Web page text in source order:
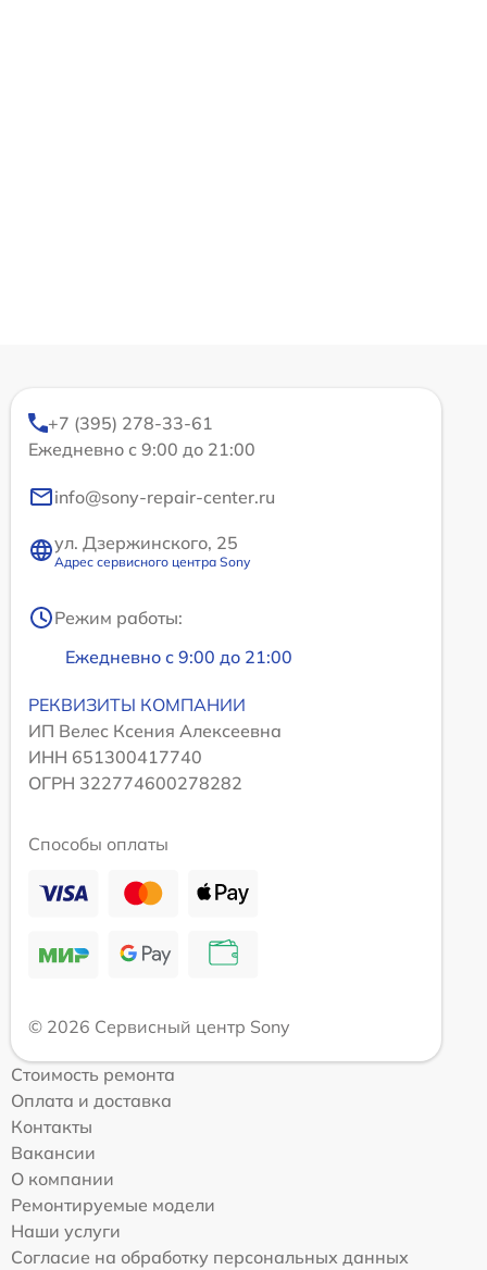
+7 (395) 278-33-61
Ежедневно с 9:00 до 21:00
info@sony-repair-center.ru
ул. Дзержинского, 25
Адрес сервисного центра Sony
Режим работы:
Ежедневно с 9:00 до 21:00
РЕКВИЗИТЫ КОМПАНИИ
ИП Велес Ксения Алексеевна
ИНН 651300417740
ОГРН 322774600278282
Способы оплаты
© 2026 Сервисный центр Sony
Стоимость ремонта
Оплата и доставка
Контакты
Вакансии
О компании
Ремонтируемые модели
Наши услуги
Согласие на обработку персональных данных